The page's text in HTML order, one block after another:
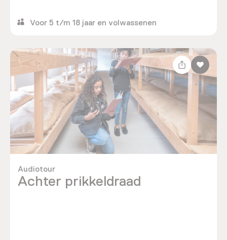
Voor 5 t/m 18 jaar en volwassenen
Achter prikkeldraad
Audiotour